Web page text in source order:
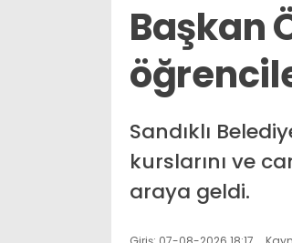
Başkan
Sandıklı
kurslarını ve
araya geldi.